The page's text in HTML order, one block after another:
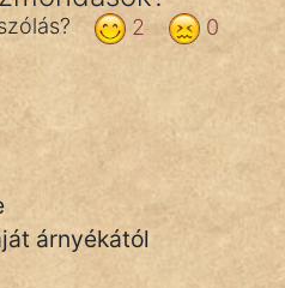
0
2
árnyékától